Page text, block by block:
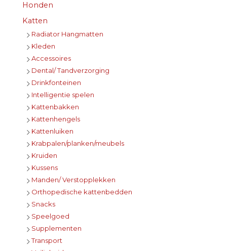
Honden
Katten
Radiator Hangmatten
Kleden
Accessoires
Dental/ Tandverzorging
Drinkfonteinen
Intelligentie spelen
Kattenbakken
Kattenhengels
Kattenluiken
Krabpalen/planken/meubels
Kruiden
Kussens
Manden/ Verstopplekken
Orthopedische kattenbedden
Snacks
Speelgoed
Supplementen
Transport